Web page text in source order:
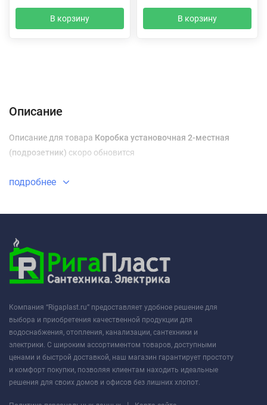
В корзину В корзину
Описание
Описание для товара Коробка установочная 2-местная
(подрозетник) скоро обновится
подробнее
Компания “Rigaplast.ru” предоставляет удобное решение для
выбора и приобретения качественной продукции для
водоснабжения, отопления, канализации, сантехники и
электрики. С широким ассортиментом товаров, доступными
ценами и быстрой доставкой, наш магазин гарантирует простоту
и комфорт покупки, позволяя клиентам находить идеальные
решения для своих домов и офисов без лишних хлопот.